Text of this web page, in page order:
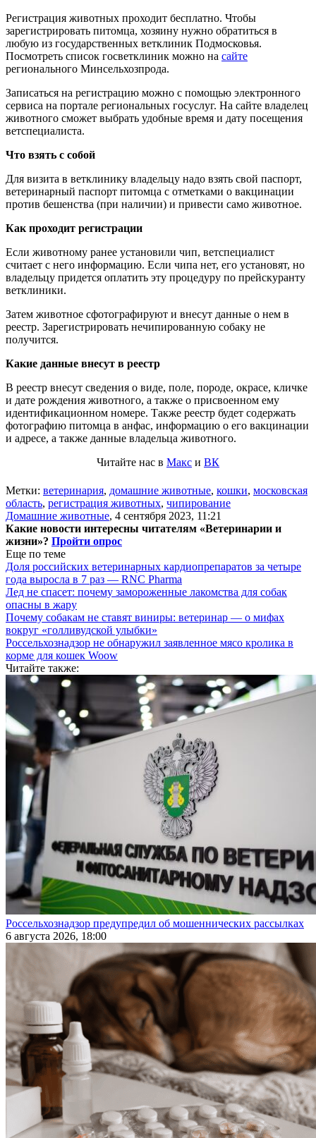
Регистрация животных проходит бесплатно. Чтобы
зарегистрировать питомца, хозяину нужно обратиться в
любую из государственных ветклиник Подмосковья.
Посмотреть список госветклиник можно на сайте
регионального Минсельхозпрода.
Записаться на регистрацию можно с помощью электронного
сервиса на портале региональных госуслуг. На сайте владелец
животного сможет выбрать удобные время и дату посещения
ветспециалиста.
Что взять с собой
Для визита в ветклинику владельцу надо взять свой паспорт,
ветеринарный паспорт питомца с отметками о вакцинации
против бешенства (при наличии) и привести само животное.
Как проходит регистрации
Если животному ранее установили чип, ветспециалист
считает с него информацию. Если чипа нет, его установят, но
владельцу придется оплатить эту процедуру по прейскуранту
ветклиники.
Затем животное сфотографируют и внесут данные о нем в
реестр. Зарегистрировать нечипированную собаку не
получится.
Какие данные внесут в реестр
В реестр внесут сведения о виде, поле, породе, окрасе, кличке
и дате рождения животного, а также о присвоенном ему
идентификационном номере. Также реестр будет содержать
фотографию питомца в анфас, информацию о его вакцинации
и адресе, а также данные владельца животного.
Читайте нас в Макс и ВК
Метки: ветеринария, домашние животные, кошки, московская
область, регистрация животных, чипирование
Домашние животные, 4 сентября 2023, 11:21
Какие новости интересны читателям «Ветеринарии и
жизни»? Пройти опрос
Еще по теме
Доля российских ветеринарных кардиопрепаратов за четыре
года выросла в 7 раз — RNC Pharma
Лед не спасет: почему замороженные лакомства для собак
опасны в жару
Почему собакам не ставят виниры: ветеринар — о мифах
вокруг «голливудской улыбки»
Россельхознадзор не обнаружил заявленное мясо кролика в
корме для кошек Woow
Читайте также:
Россельхознадзор предупредил об мошеннических рассылках
6 августа 2026, 18:00